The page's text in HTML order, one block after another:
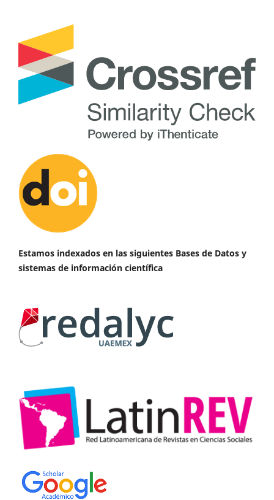
Estamos indexados en las siguientes Bases de Datos y
sistemas de información científica